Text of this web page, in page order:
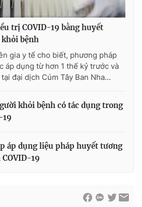
VTV
in và báo điện tử số 483/GP-BTTTT
Thị Mỹ Hạnh, Phạm Quốc Thắng,
trị COVID-19 bằng huyết
bệnh
gia y tế cho biết, phương pháp
áp dụng từ hơn 1 thế kỷ trước và
đại dịch Cúm Tây Ban Nha...
khỏi bệnh có tác dụng trong
19
áp dụng liệu pháp huyết tương
19